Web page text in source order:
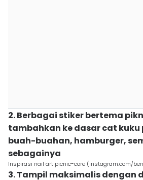
2. Berbagai stiker bertema
tambahkan ke dasar cat kuku
buah-buahan, hamburger,
sebagainya
Inspirasi nail art picnic-core (instagram.com/
3. Tampil maksimalis dengan